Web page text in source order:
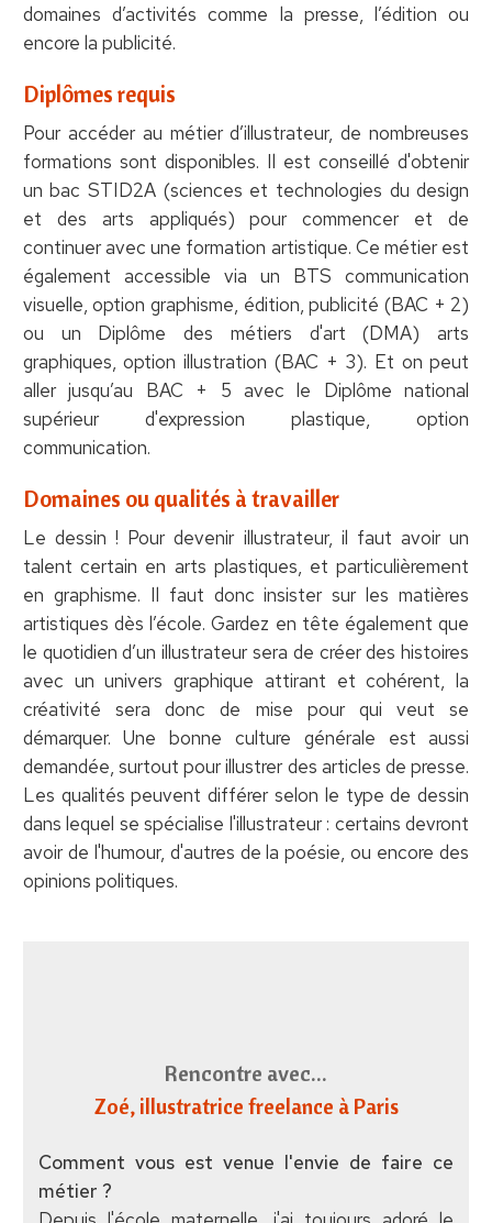
domaines d’activités comme la presse, l’édition ou
encore la publicité.
Diplômes requis
Pour accéder au métier d’illustrateur, de nombreuses
formations sont disponibles. Il est conseillé d'obtenir
un bac STID2A (sciences et technologies du design
et des arts appliqués) pour commencer et de
continuer avec une formation artistique. Ce métier est
également accessible via un BTS communication
visuelle, option graphisme, édition, publicité (BAC + 2)
ou un Diplôme des métiers d'art (DMA) arts
graphiques, option illustration (BAC + 3). Et on peut
aller jusqu’au BAC + 5 avec le Diplôme national
supérieur d'expression plastique, option
communication.
Domaines ou qualités à travailler
Le dessin ! Pour devenir illustrateur, il faut avoir un
talent certain en arts plastiques, et particulièrement
en graphisme. Il faut donc insister sur les matières
artistiques dès l’école. Gardez en tête également que
le quotidien d’un illustrateur sera de créer des histoires
avec un univers graphique attirant et cohérent, la
créativité sera donc de mise pour qui veut se
démarquer. Une bonne culture générale est aussi
demandée, surtout pour illustrer des articles de presse.
Les qualités peuvent différer selon le type de dessin
dans lequel se spécialise l'illustrateur : certains devront
avoir de l'humour, d'autres de la poésie, ou encore des
opinions politiques.
Rencontre avec...
Zoé, illustratrice freelance à Paris
Comment vous est venue l'envie de faire ce
métier ?